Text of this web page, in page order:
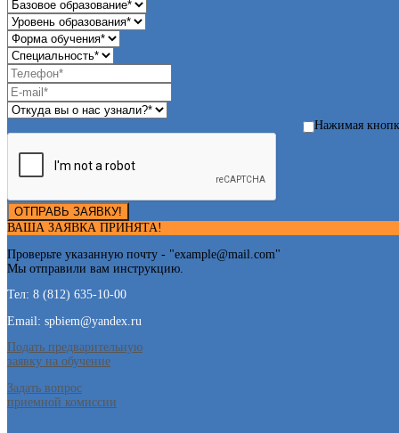
Нажимая
ОТПРАВЬ ЗАЯВКУ!
ВАША ЗАЯВКА ПРИНЯТА!
Проверьте указанную почту - "example@mail.com"
Мы отправили вам инструкцию.
Тел: 8 (812) 635-10-00
Email: spbiem@yandex.ru
Подать предварительную
заявку на обучение
Задать вопрос
приемной комиссии